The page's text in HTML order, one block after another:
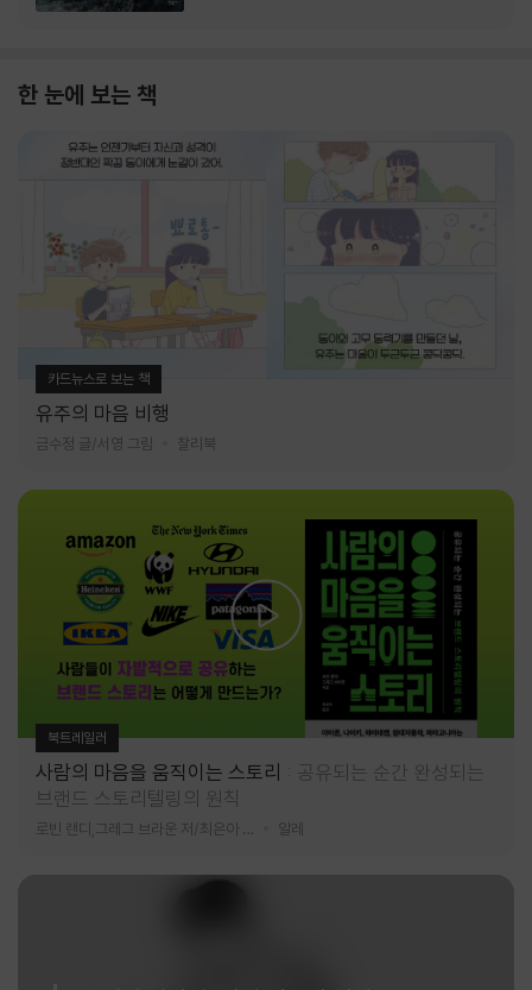
한 눈에 보는 책
카드뉴스로 보는 책
유주의 마음 비행
금수정 글/서영 그림 찰리북
북트레일러
사람의 마음을 움직이는 스토리
공유되는 순간 완성되는
브랜드 스토리텔링의 원칙
알레